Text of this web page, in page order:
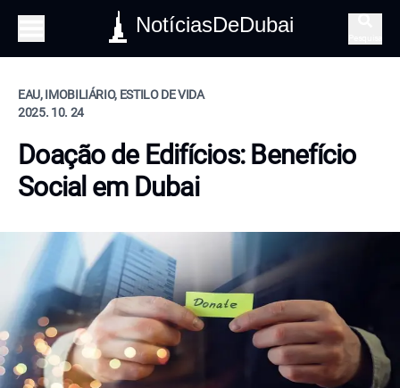
NotíciasDeDubai
EAU, IMOBILIÁRIO, ESTILO DE VIDA
2025. 10. 24
Doação de Edifícios: Benefício
Social em Dubai